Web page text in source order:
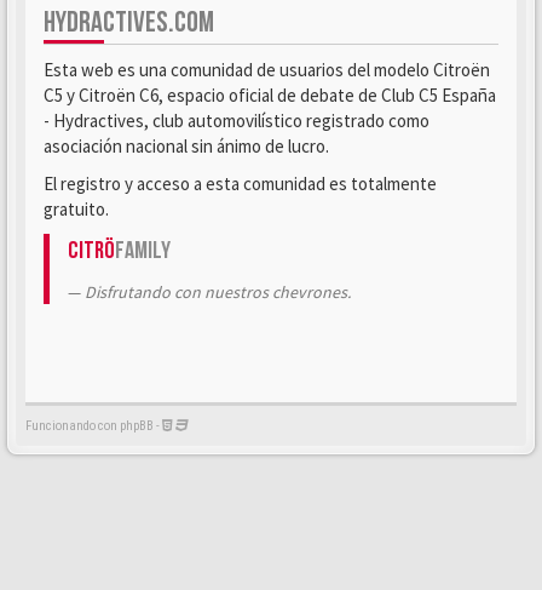
HYDRACTIVES.COM
Esta web es una comunidad de usuarios del modelo Citroën
C5 y Citroën C6, espacio oficial de debate de Club C5 España
- Hydractives, club automovilístico registrado como
asociación nacional sin ánimo de lucro.
El registro y acceso a esta comunidad es totalmente
gratuito.
CitröFamily
Disfrutando con nuestros chevrones.
Funcionando con phpBB -